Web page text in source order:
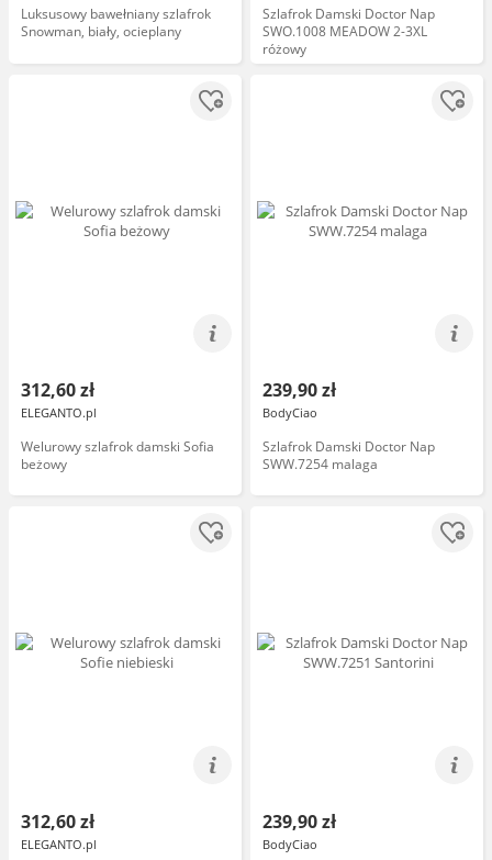
Luksusowy bawełniany szlafrok
Snowman, biały, ocieplany
Szlafrok Damski Doctor Nap
SWO.1008 MEADOW 2-3XL
różowy
312,60 zł
ELEGANTO.pl
Welurowy szlafrok damski Sofia
beżowy
239,90 zł
BodyCiao
Szlafrok Damski Doctor Nap
SWW.7254 malaga
312,60 zł
ELEGANTO.pl
239,90 zł
BodyCiao